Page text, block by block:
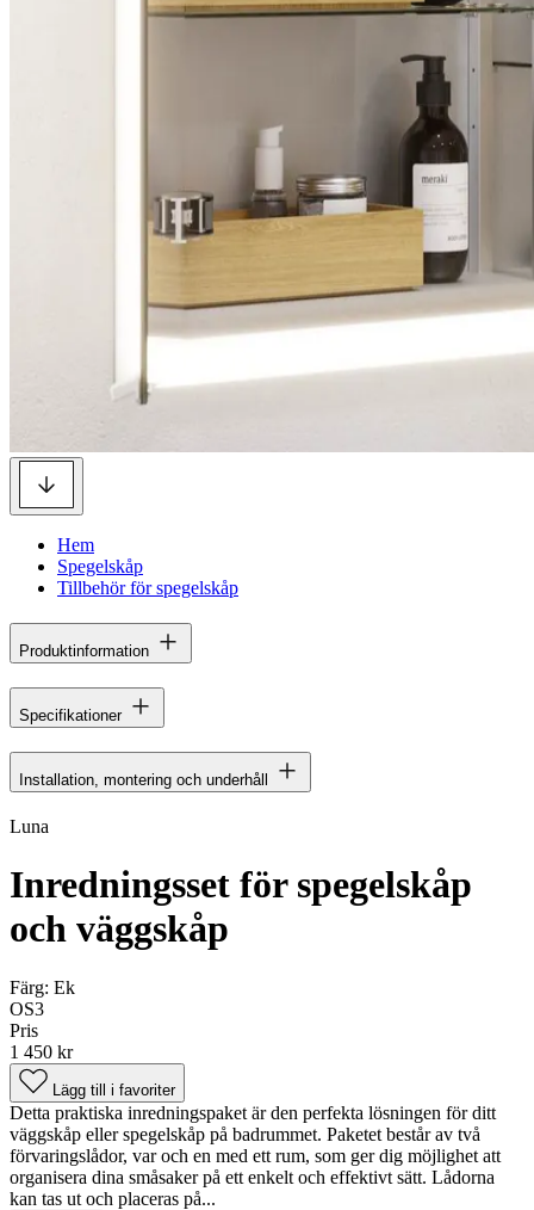
Hem
Spegelskåp
Tillbehör för spegelskåp
Produktinformation
Specifikationer
Installation, montering och underhåll
Luna
Inredningsset för spegelskåp
och väggskåp
Färg: Ek
OS3
Pris
1 450 kr
Lägg till i favoriter
Detta praktiska inredningspaket är den perfekta lösningen för ditt
väggskåp eller spegelskåp på badrummet. Paketet består av två
förvaringslådor, var och en med ett rum, som ger dig möjlighet att
organisera dina småsaker på ett enkelt och effektivt sätt. Lådorna
kan tas ut och placeras på...